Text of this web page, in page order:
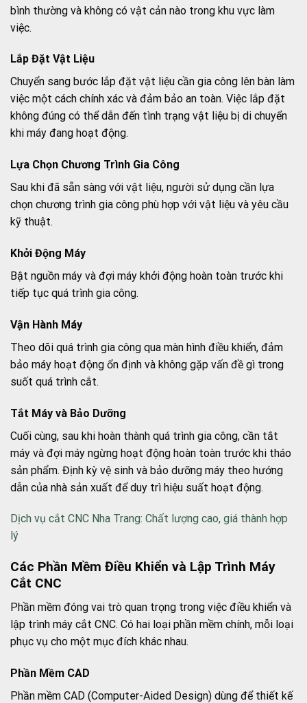
bình thường và không có vật cản nào trong khu vực làm
việc.
Lắp Đặt Vật Liệu
Chuyển sang bước lắp đặt vật liệu cần gia công lên bàn làm
việc một cách chính xác và đảm bảo an toàn. Việc lắp đặt
không đúng có thể dẫn đến tình trạng vật liệu bị di chuyển
khi máy đang hoạt động.
Lựa Chọn Chương Trình Gia Công
Sau khi đã sẵn sàng với vật liệu, người sử dụng cần lựa
chọn chương trình gia công phù hợp với vật liệu và yêu cầu
kỹ thuật.
Khởi Động Máy
Bật nguồn máy và đợi máy khởi động hoàn toàn trước khi
tiếp tục quá trình gia công.
Vận Hành Máy
Theo dõi quá trình gia công qua màn hình điều khiển, đảm
bảo máy hoạt động ổn định và không gặp vấn đề gì trong
suốt quá trình cắt.
Tắt Máy và Bảo Dưỡng
Cuối cùng, sau khi hoàn thành quá trình gia công, cần tắt
máy và đợi máy ngừng hoạt động hoàn toàn trước khi tháo
sản phẩm. Định kỳ vệ sinh và bảo dưỡng máy theo hướng
dẫn của nhà sản xuất để duy trì hiệu suất hoạt động.
Dịch vụ cắt CNC Nha Trang: Chất lượng cao, giá thành hợp
lý
Các Phần Mềm Điều Khiển và Lập Trình Máy
Cắt CNC
Phần mềm đóng vai trò quan trọng trong việc điều khiển và
lập trình máy cắt CNC. Có hai loại phần mềm chính, mỗi loại
phục vụ cho một mục đích khác nhau.
Phần Mềm CAD
Phần mềm CAD (Computer-Aided Design) dùng để thiết kế